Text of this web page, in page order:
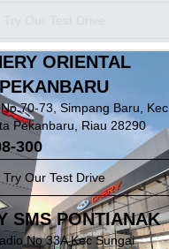
ORIENTAL
PEKANBARU
73, Simpang Baru, Kec.
Pekanbaru, Riau 28290
300
Try Our Test Drive
SMS PONTIANAK
No 33A Kec Sungai